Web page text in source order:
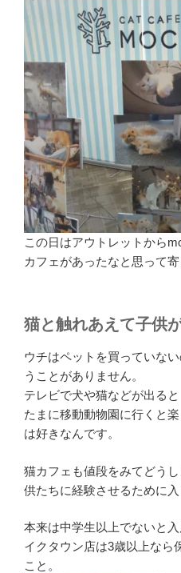
この日はアウトレットから
カフェがあったなと思って
猫と触れあえて子供
ウチはペットを買っていな
うことがありません。
テレビで犬や猫などが出ると
たまに移動動物園に行くと
は好きなんです。
猫カフェも値段をみてどう
供たちに経験させるために入
本来は中学生以上でないと
イクタウン店は3歳以上なら
こと。